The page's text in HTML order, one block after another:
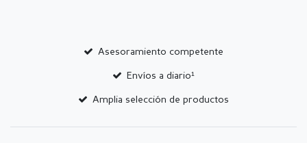
Asesoramiento competente
Envíos a diario¹
Amplia selección de productos